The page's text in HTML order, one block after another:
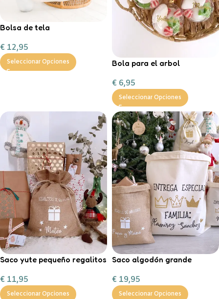
Bolsa de tela
€ 12,95
Seleccionar Opciones
Bola para el arbol
€ 6,95
Seleccionar Opciones
Saco yute pequeño regalitos
€ 11,95
Seleccionar Opciones
Saco algodón grande
Magos”
€ 19,95
Seleccionar Opciones